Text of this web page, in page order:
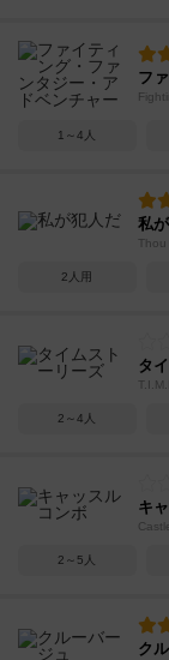
フ
1～4人
私
2人用
タ
2～4人
キ
2～5人
ク